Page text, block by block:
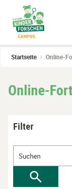
Hauptinhalt
wechseln
Startseite Online-
Online-
Filter